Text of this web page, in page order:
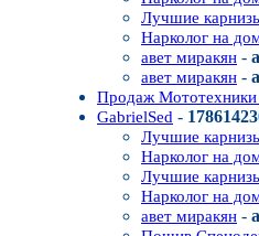
Лучшие
Нарколог на
авет миракян -
авет миракян -
Продаж Мототехники
GabrielSed -
Лучшие
Нарколог на
Лучшие
Нарколог на
авет миракян -